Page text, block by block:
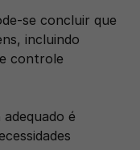
se concluir que
incluindo
controle
é